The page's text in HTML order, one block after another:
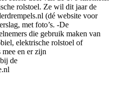
rolstoel. Ze wil dit jaar de
(dé website voor
met foto’s. -De
die gebruik maken van
elektrische rolstoel of
en er zijn
de